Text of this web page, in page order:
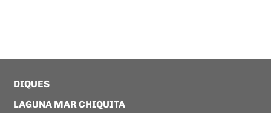
DIQUES
LAGUNA MAR CHIQUITA